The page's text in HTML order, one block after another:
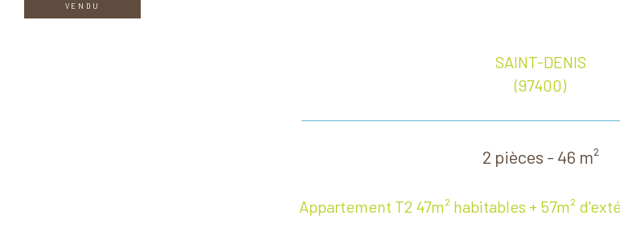
VENDU
SAINT-DENIS
(97400)
2 pièces - 46 m²
Appartement T2 47m² habitables + 57m²